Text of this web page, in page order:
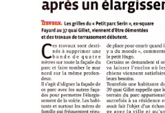
dansC’était pas mieux avant… à
littleceltdansComment j’ai opéré
AnthonydansComment j’ai opéré
Renaud Ducherdans Comment j’ai
personnelle